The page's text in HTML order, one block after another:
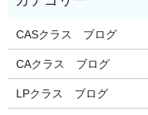
CASクラス ブログ
CAクラス ブログ
LPクラス ブログ